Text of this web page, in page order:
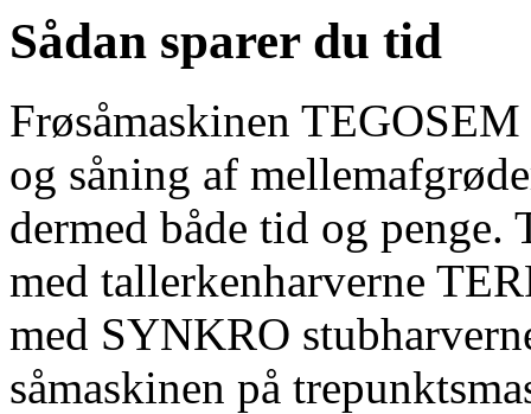
Sådan sparer du tid
Frøsåmaskinen
og såning af
dermed både tid og
med tallerkenharverne
med SYNKRO
såmaskinen på